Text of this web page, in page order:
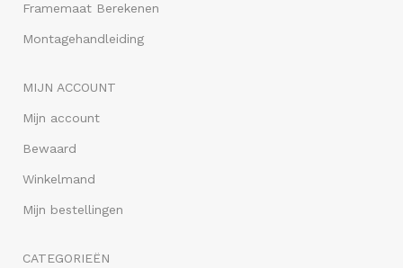
Framemaat Berekenen
Montagehandleiding
MIJN ACCOUNT
Mijn account
Bewaard
Winkelmand
Mijn bestellingen
CATEGORIEËN